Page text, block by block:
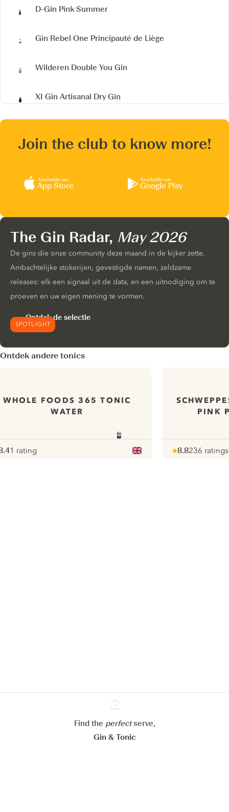
D-Gin Pink Summer
Gin Rebel One Principauté de Liège
Wilderen Double You Gin
XI Gin Artisanal Dry Gin
Join the club to know more!
Available on
App Store
Available on
Google Play
SPOTLIGHT
The Gin Radar, May 2026
De gins die onze community deze maand in de kijker zette.
Ambachtelijke stokerijen, gevestigde namen, zeldzame
releases: elk een signaal uit de data, en een uitnodiging om te
proeven en uw eigen mening te vormen.
Ontdek de selectie
Ontdek andere tonics
WHOLE FOODS 365 TONIC
WATER
1 rating
PINK
8.8236 ratings
Ginventory
Find the perfectserve,
Gin & Tonic
Mijn cookie-instellingen aanpassen
Alles weigeren Alles aanvaarden